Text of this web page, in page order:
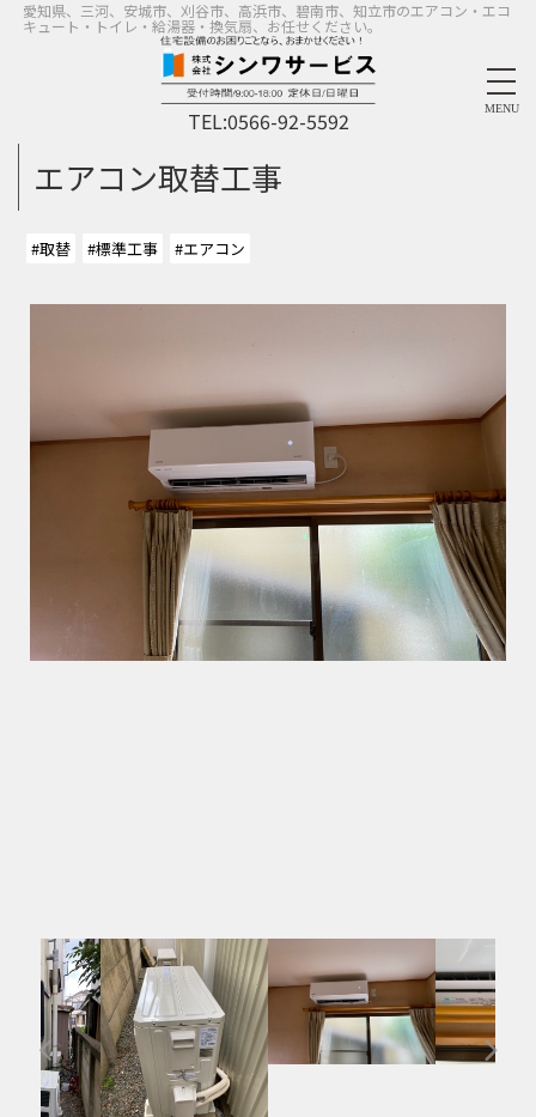
愛知県、三河、安城市、刈谷市、高浜市、碧南市、知立市のエアコン・エコ
キュート・トイレ・給湯器・換気扇、お任せください。
MENU
TEL:0566-92-5592
エアコン取替工事
#取替 #標準工事 #エアコン